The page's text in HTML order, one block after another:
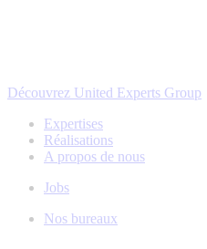
Découvrez United Experts Group
Expertises
Réalisations
A propos de nous
Jobs
Nos bureaux